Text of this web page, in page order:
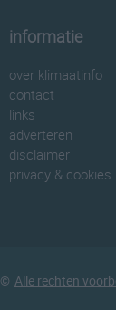
informatie
over klimaatinfo
contact
links
adverteren
disclaimer
privacy & cookies
© Alle rechten